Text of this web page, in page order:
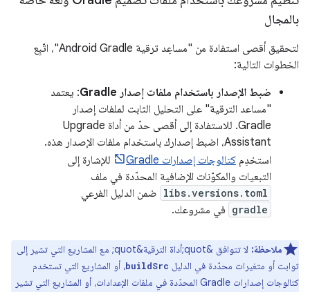
بالمجال
لتحقيق أقصى استفادة من "مساعِد ترقية Android Gradle"، اتّبِع
الخطوات التالية:
ضبط الإصدار باستخدام ملفات إصدار Gradle
: يعتمد
"مساعد الترقية" على التحليل الثابت لملفات إصدار
Gradle. للاستفادة إلى أقصى حدّ من أداة Upgrade
Assistant، اضبط إصدارك باستخدام ملفات الإصدار هذه.
استخدِم كتالوجات إصدارات Gradle
للإشارة إلى
التبعيات والمكوّنات الإضافية المحدّدة في ملف
libs.versions.toml ضمن الدليل الفرعي
gradle في مشروعك.
ملاحظة:
لا تتوافق &quot;أداة الترقية&quot; مع المشاريع التي تشير إلى
ثوابت أو متغيرات محدّدة في الدليل buildSrc، أو المشاريع التي تستخدم
كتالوجات إصدارات Gradle المحدّدة في ملفات الإعدادات، أو المشاريع التي تشير